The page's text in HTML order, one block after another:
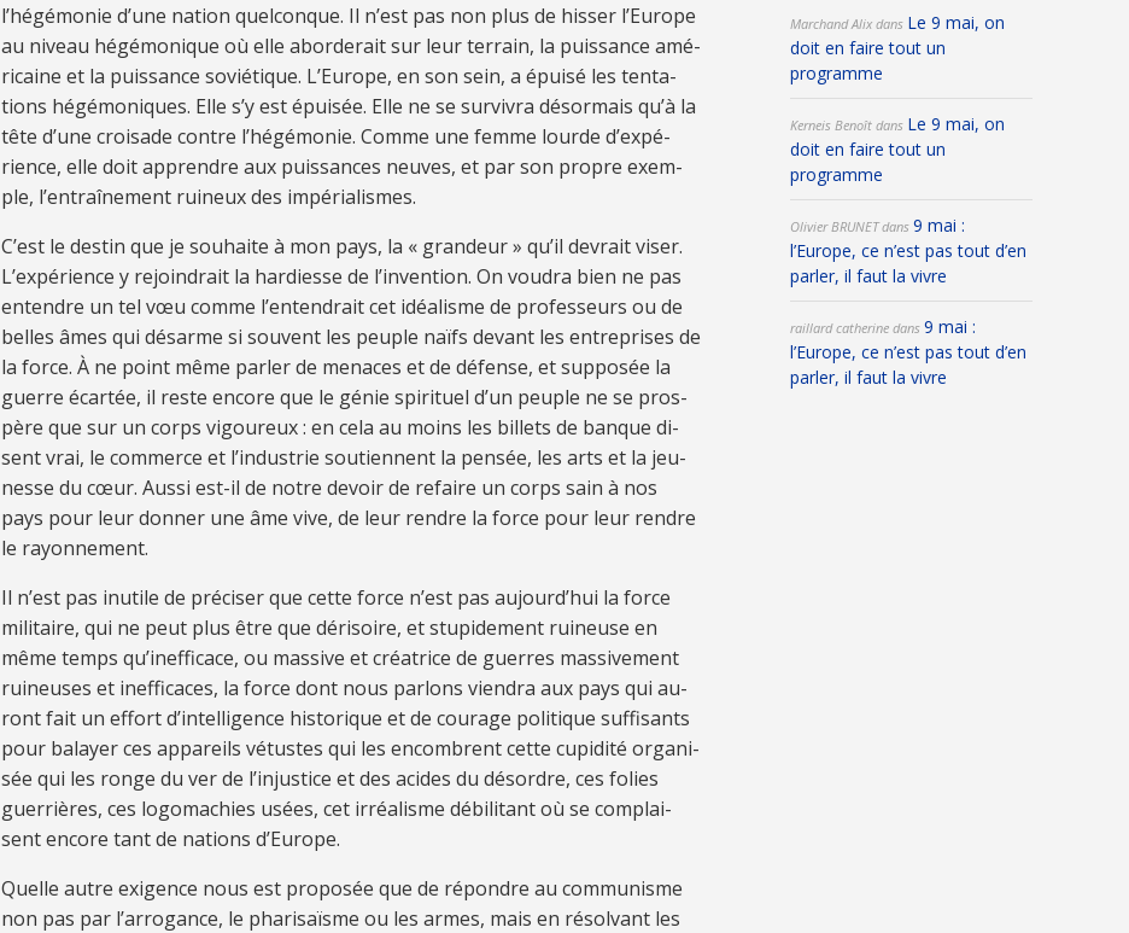
l’hé­gé­mo­nie d’une na­tion quel­con­que. Il n’est pas non plus de his­ser l’Eu­rope
au ni­veau hé­gé­mo­ni­que où elle abor­de­rait sur leur ter­rain, la puis­sance amé­
ri­caine et la puis­sance so­vié­ti­que. L’Eu­rope, en son sein, a épui­sé les ten­ta­
tions hé­gé­mo­ni­ques. Elle s’y est épui­sée. Elle ne se sur­vi­vra dé­sor­mais qu’à la
tête d’une croi­sade con­tre l’hé­gé­mo­nie. Comme une femme lourde d’ex­pé­
rience, elle doit ap­pren­dre aux puis­san­ces neu­ves, et par son pro­pre exem­
ple, l’en­traî­ne­ment rui­neux des impérialismes.
C’est le des­tin que je sou­haite à mon pays, la « gran­deur » qu’il de­vrait vi­ser.
L’ex­pé­rience y re­join­drait la har­diesse de l’in­ven­tion. On vou­dra bien ne pas
en­ten­dre un tel vœu comme l’en­ten­drait cet idéa­lisme de pro­fes­seurs ou de
bel­les âmes qui dés­arme si sou­vent les peu­ple naïfs de­vant les en­tre­pri­ses de
la force. À ne point même par­ler de me­na­ces et de dé­fense, et sup­po­sée la
guerre écar­tée, il reste en­core que le gé­nie spi­ri­tuel d’un peu­ple ne se pros­
père que sur un corps vi­gou­reux : en cela au moins les billets de ban­que di­
sent vrai, le com­merce et l’in­dus­trie sou­tien­nent la pen­sée, les arts et la jeu­
nesse du cœur. Aus­si est-il de no­tre de­voir de re­faire un corps sain à nos
pays pour leur don­ner une âme vive, de leur ren­dre la force pour leur ren­dre
le rayonnement.
Il n’est pas in­utile de pré­ci­ser que cette force n’est pas au­jourd’hui la force
mi­li­taire, qui ne peut plus être que dé­ri­soire, et stu­pi­de­ment rui­neuse en
même temps qu’inef­fi­cace, ou mas­sive et créa­trice de guer­res mas­si­ve­ment
rui­neu­ses et in­ef­fi­ca­ces, la force dont nous par­lons vien­dra aux pays qui au­
ront fait un ef­fort d’in­tel­li­gence his­to­ri­que et de cou­rage po­li­ti­que suf­fi­sants
pour ba­layer ces ap­pa­reils vé­tus­tes qui les en­com­brent cette cu­pi­di­té or­ga­ni­
sée qui les ronge du ver de l’in­jus­tice et des aci­des du dés­or­dre, ces fo­lies
guer­riè­res, ces lo­go­ma­chies usées, cet ir­réa­lisme dé­bi­li­tant où se com­plai­
sent en­core tant de na­tions d’Eu­rope.
Quelle au­tre exi­gence nous est pro­po­sée que de ré­pon­dre au com­mu­nisme
non pas par l’ar­ro­gance, le pha­ri­saïsme ou les ar­mes, mais en ré­sol­vant les
Marchand Alixdans Le 9 mai, on
doit en faire tout un
programme
Kerneis Benoîtdans Le 9 mai, on
doit en faire tout un
programme
Olivier BRUNETdans 9 mai :
l’Europe, ce n’est pas tout d’en
parler, il faut la vivre
raillard catherinedans 9 mai :
l’Europe, ce n’est pas tout d’en
parler, il faut la vivre